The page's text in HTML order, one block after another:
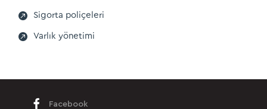
 Sigorta poliçeleri
 Varlık yönetimi
Facebook